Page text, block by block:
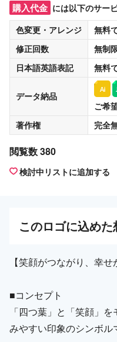
購入代金 には以下のサー
色変更・アレンジ
無料
修正回数
無制
日本語英語表記
無料
データ納品
ご希
著作権
完全
閲覧数 380
検討中リストに追加する
このロゴに込めた
【笑顔がつながり、幸せ
■コンセプト
「四つ葉」と「笑顔」
みやすい印象のシンボル